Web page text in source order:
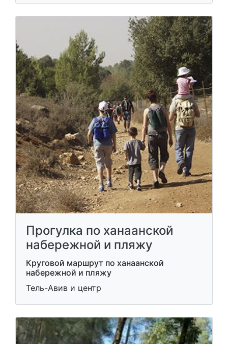
Прогулка по ханаанской
набережной и пляжу
Круговой маршрут по ханаанской
набережной и пляжу
Тель-Авив и центр